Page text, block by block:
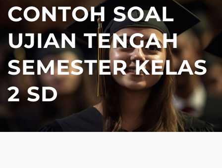
CONTOH SOAL
UJIAN TENGAH
SEMESTER KELAS
2 SD